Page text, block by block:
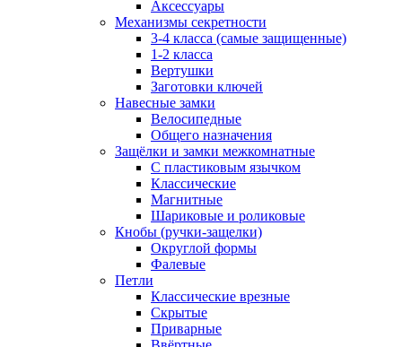
Аксессуары
Механизмы секретности
3-4 класса (самые защищенные)
1-2 класса
Вертушки
Заготовки ключей
Навесные замки
Велосипедные
Общего назначения
Защёлки и замки межкомнатные
С пластиковым язычком
Классические
Магнитные
Шариковые и роликовые
Кнобы (ручки-защелки)
Округлой формы
Фалевые
Петли
Классические врезные
Скрытые
Приварные